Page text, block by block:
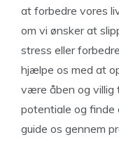
at forbedre vores
om vi ønsker at
stress eller
hjælpe os med at
være åben og villig
potentiale og finde
guide os gennem